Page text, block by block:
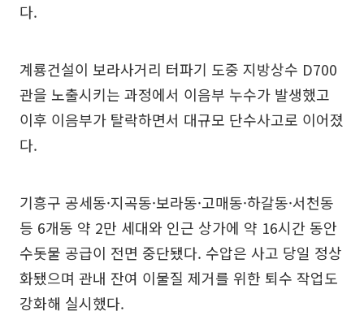
다.
계룡건설이 보라사거리 터파기 도중 지방상수 D700
관을 노출시키는 과정에서 이음부 누수가 발생했고
이후 이음부가 탈락하면서 대규모 단수사고로 이어졌
다.
기흥구 공세동·지곡동·보라동·고매동·하갈동·서천동
등 6개동 약 2만 세대와 인근 상가에 약 16시간 동안
수돗물 공급이 전면 중단됐다. 수압은 사고 당일 정상
화됐으며 관내 잔여 이물질 제거를 위한 퇴수 작업도
강화해 실시했다.